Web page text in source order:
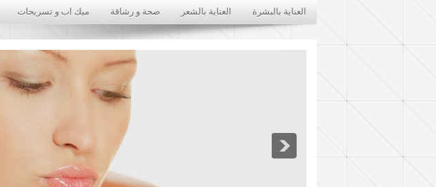
العناية بالبشرة العناية بالشعر صحة و رشاقة ميك اب و تسريحات